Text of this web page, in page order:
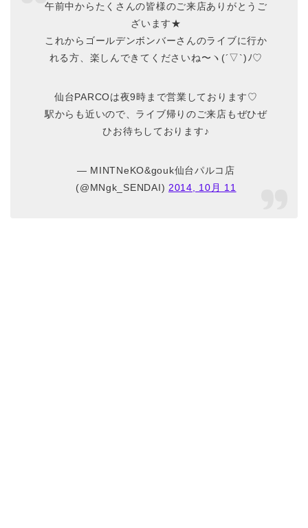
午前中からたくさんの皆様のご来店ありがとうご
ざいます★
これからゴールデンボンバーさんのライブに行か
れる方、楽しんできてくださいね〜ヽ(´▽`)ﾉ♡
仙台PARCOは夜9時まで営業しております♡
駅からも近いので、ライブ帰りのご来店もぜひぜ
ひお待ちしております♪
— MINTNeKO&gouk仙台パルコ店
(@MNgk_SENDAI) 2014, 10月 11